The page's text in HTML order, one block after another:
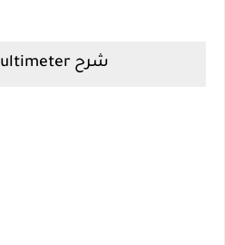
شرح digital multimeter